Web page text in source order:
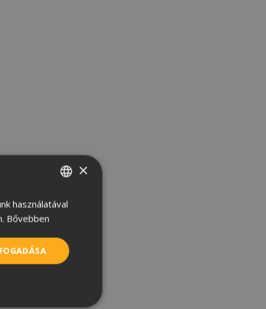
HUNGARIAN
CROATIAN
ROMANIAN
SERBIAN
×
használatával
Bővebben